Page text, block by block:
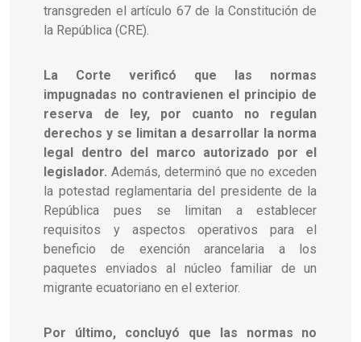
transgreden el artículo 67 de la Constitución de
la República (CRE).
La Corte verificó que las normas
impugnadas no contravienen el principio de
reserva de ley, por cuanto no regulan
derechos y se limitan a desarrollar la norma
legal dentro del marco autorizado por el
legislador. Además, determinó que no exceden
la potestad reglamentaria del presidente de la
República pues se limitan a establecer
requisitos y aspectos operativos para el
beneficio de exención arancelaria a los
paquetes enviados al núcleo familiar de un
migrante ecuatoriano en el exterior.
Por último, concluyó que las normas no